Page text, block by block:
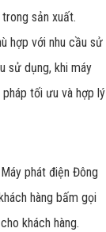
sản xuất.
hợp với nhu cầu sử
sử dụng, khi máy
tối ưu và hợp lý
phát điện Đông
hàng bấm gọi
khách hàng.
Trì Website